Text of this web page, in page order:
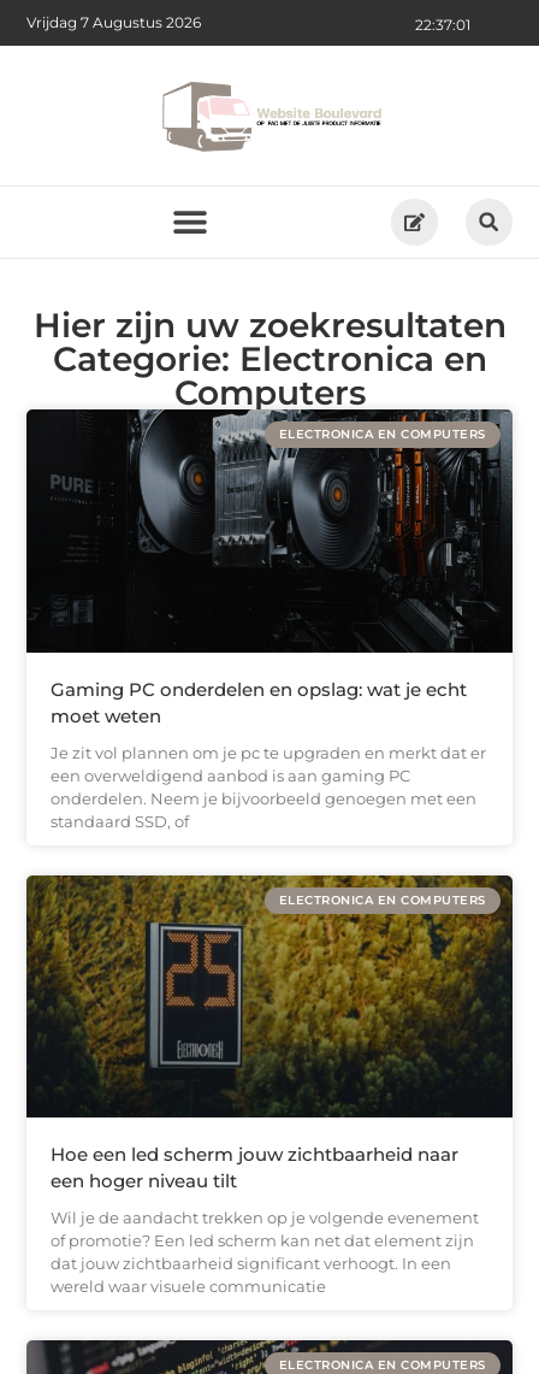
22:37:01
Vrijdag 7 Augustus 2026
Hier zijn uw zoekresultaten
Categorie: Electronica en
Computers
ELECTRONICA EN COMPUTERS
Gaming PC onderdelen en opslag: wat je echt
moet weten
Je zit vol plannen om je pc te upgraden en merkt dat er
een overweldigend aanbod is aan gaming PC
onderdelen. Neem je bijvoorbeeld genoegen met een
standaard SSD, of
ELECTRONICA EN COMPUTERS
Hoe een led scherm jouw zichtbaarheid naar
een hoger niveau tilt
Wil je de aandacht trekken op je volgende evenement
of promotie? Een led scherm kan net dat element zijn
dat jouw zichtbaarheid significant verhoogt. In een
wereld waar visuele communicatie
ELECTRONICA EN COMPUTERS